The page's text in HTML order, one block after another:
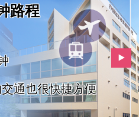
路程
通也很快捷方便